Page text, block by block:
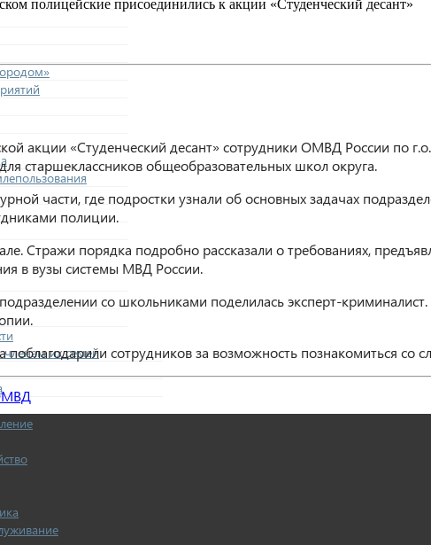
их семей
полицейские присоединились к акции «Студенческий десант»
акции «Студенческий десант» сотрудники ОМВД России по
старшеклассников общеобразовательных школ округа.
части, где подростки узнали об основных задачах
полиции.
Стражи порядка подробно рассказали о требованиях,
в вузы системы МВД России.
со школьниками поделилась эксперт-
поблагодарили сотрудников за возможность познакомиться со